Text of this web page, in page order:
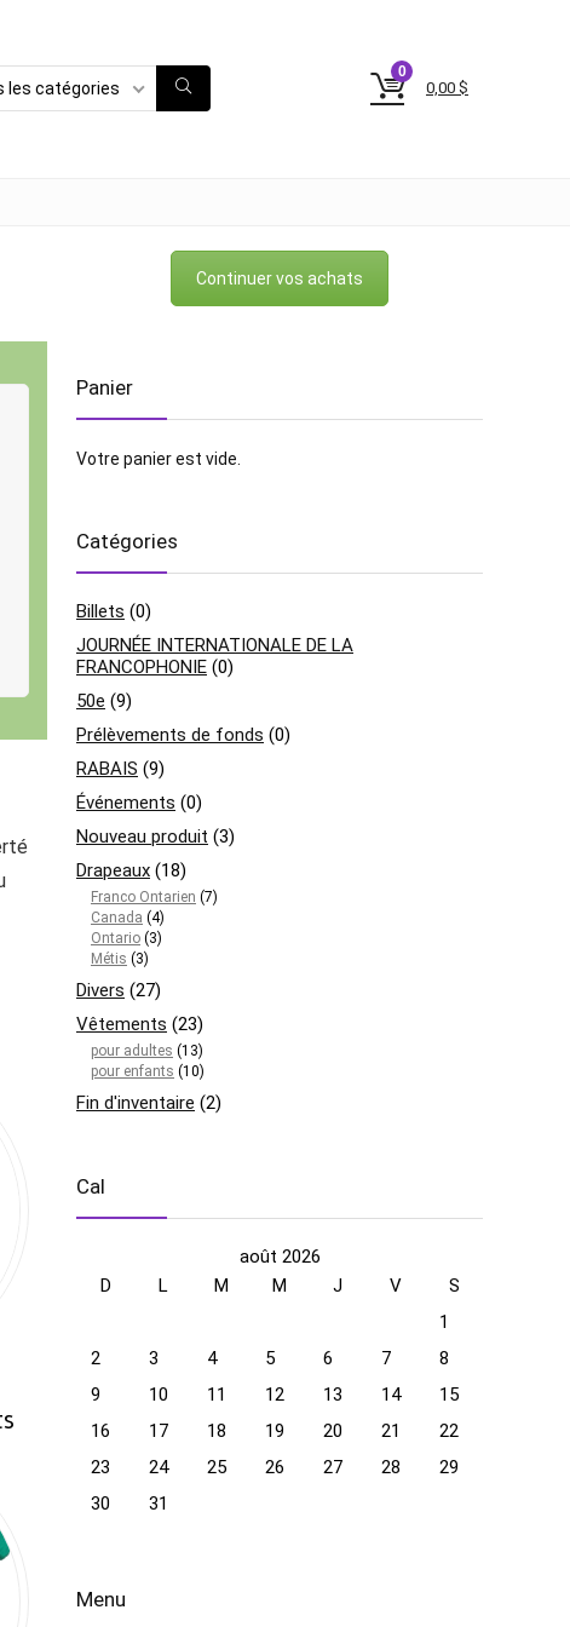
les catégories
0
0,00 $
Continuer vos achats
Panier
Votre panier est vide.
Catégories
Billets (0)
JOURNÉE INTERNATIONALE DE LA
FRANCOPHONIE (0)
50e (9)
Prélèvements de fonds (0)
RABAIS (9)
Événements (0)
Nouveau produit (3)
Drapeaux (18)
Franco Ontarien (7)
Canada (4)
Ontario (3)
Métis (3)
Divers (27)
Vêtements (23)
pour adultes (13)
pour enfants (10)
Fin d'inventaire (2)
Cal
août 2026
D
L M M J V
S
1
2
3 4 5 6 7
8
9
10 11 12 13 14
15
16
17 18 19 20 21
22
23
24 25 26 27 28
29
30
31
Menu